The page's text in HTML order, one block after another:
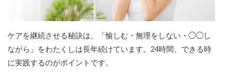
ケアを継続させる秘訣は、「愉しむ・無理をしない・◯◯し
ながら」をわたくしは長年続けています。24時間、できる時
に実践するのがポイントです。